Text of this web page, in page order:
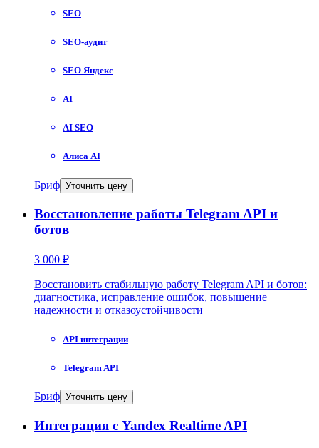
SEO
SEO-аудит
SEO Яндекс
AI
AI SEO
Алиса AI
Бриф Уточнить цену
Восстановление работы Telegram API и
ботов
3 000 ₽
Восстановить стабильную работу Telegram API и ботов:
диагностика, исправление ошибок, повышение
надежности и отказоустойчивости
API интеграции
Telegram API
Бриф Уточнить цену
Интеграция с Yandex Realtime API